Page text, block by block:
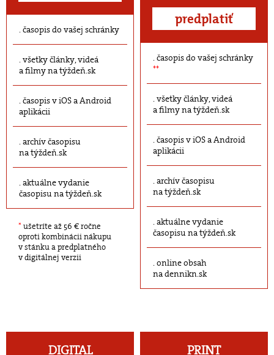
časopis do vašej schránky
všetky články, videá
a filmy na týždeň.sk
časopis v iOS a Android
aplikácii
archív časopisu
na týždeň.sk
aktuálne vydanie
časopisu na týždeň.sk
* ušetríte až 56 € ročne
oproti kombinácii nákupu
v stánku a predplatného
v digitálnej verzii
predplatiť
časopis do vašej schránky
**
všetky články, videá
a filmy na týždeň.sk
časopis v iOS a Android
aplikácii
archív časopisu
na týždeň.sk
aktuálne vydanie
časopisu na týždeň.sk
online obsah
na dennikn.sk
DIGITAL PRINT